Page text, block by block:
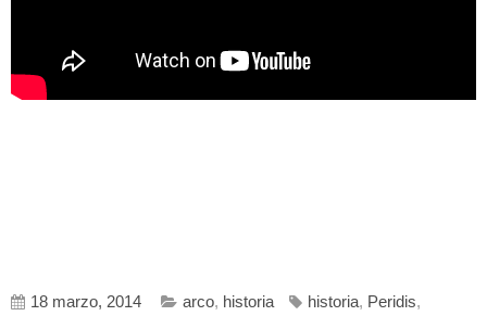
18 marzo, 2014 arco, historia historia, Peridis,